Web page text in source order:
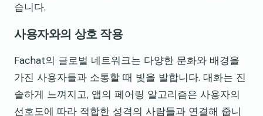
습니다.
사용자와의 상호 작용
Fachat의 글로벌 네트워크는 다양한 문화와 배경을
가진 사용자들과 소통할 때 빛을 발합니다. 대화는 진
솔하게 느껴지고, 앱의 페어링 알고리즘은 사용자의
선호도에 따라 적합한 성격의 사람들과 연결해 줍니